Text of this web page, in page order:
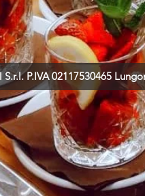
P.IVA 02117530465